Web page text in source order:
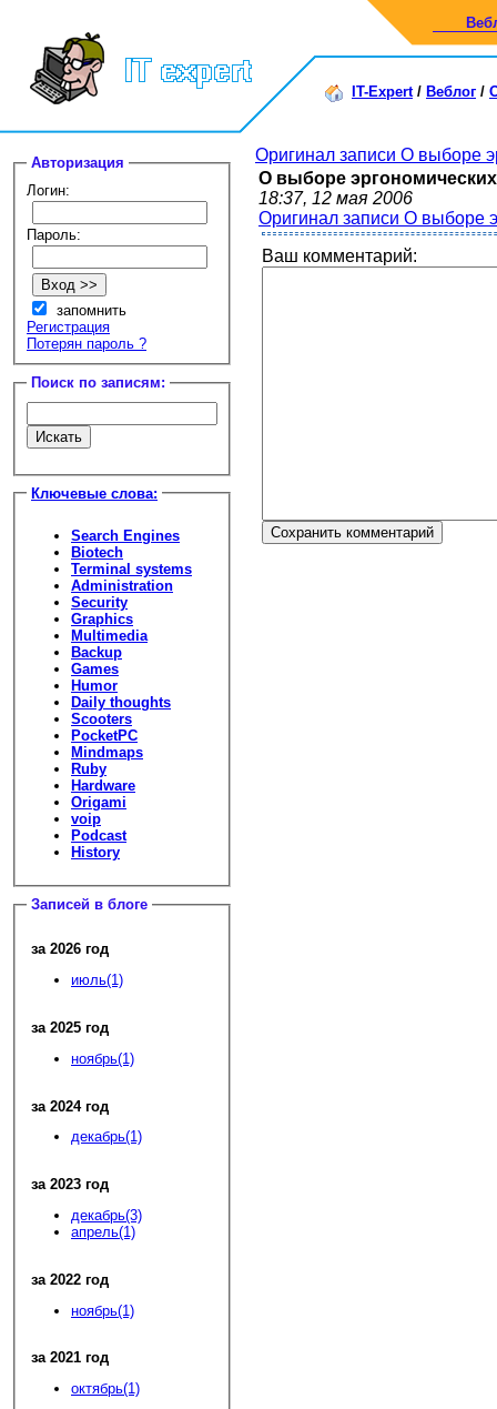
IT-Expert/ Веблог /
Авторизация
Логин:
Пароль:
запомнить
Регистрация
Потерян пароль ?
Поиск по записям:
Ключевые слова:
Search Engines
Biotech
Terminal systems
Administration
Security
Graphics
Multimedia
Backup
Games
Humor
Daily thoughts
Scooters
PocketPC
Mindmaps
Ruby
Hardware
Origami
voip
Podcast
History
Записей в блоге
за 2026 год
июль(1)
за 2025 год
ноябрь(1)
за 2024 год
декабрь(1)
за 2023 год
декабрь(3)
апрель(1)
за 2022 год
ноябрь(1)
за 2021 год
октябрь(1)
Оригинал записи О выборе
О выборе
18:37, 12 мая 2006
Оригинал записи О выборе
Ваш комментарий: